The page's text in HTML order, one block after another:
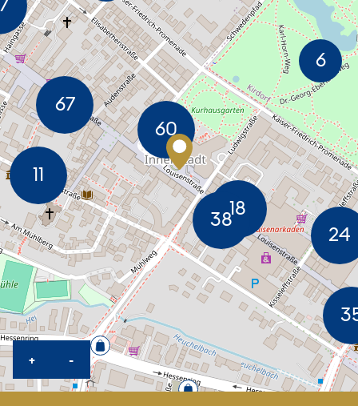
+KARTE HEREINZOOMEN
-KARTE HERAUSZOOMEN